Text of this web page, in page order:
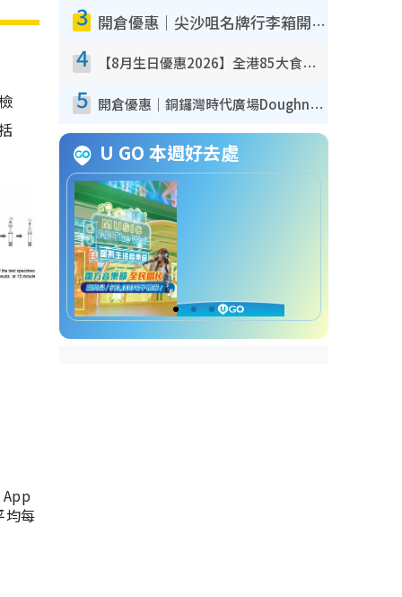
均每
3 開倉優惠｜尖沙咀名牌行李箱開倉低至4折！一連5日 American Tourister/ace./Hallmark $200起！
4 【8月生日優惠2026】全港85大食買玩著數攻略 自助餐/火鍋放題同行免費＋誠品/DONKI送現金券
5 開倉優惠｜銅鑼灣時代廣場Doughnut/Campo Marzio開倉低至1折！背囊、書包、手袋劈價$200起
U GO 本週好去處